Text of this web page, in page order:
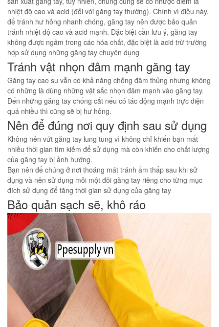
nhiệt độ cao và acid (đối với găng tay thường). Chính vì điều này,
để tránh hư hỏng nhanh chóng, găng tay nên được bảo quản
tránh nhiệt độ cao và acid mạnh. Đặc biệt cần lưu ý, găng tay
không được ngâm trong các hóa chất, đặc biệt là acid trừ trường
hợp sử dụng những găng tay chuyên dụng
Tránh vật nhọn đâm mạnh găng tay
Găng tay cao su vẫn có khả năng chống đâm thủng nhưng không
có những là dùng những vật sắc nhọn đâm mạnh vào găng tay.
Đến những găng tay chống cắt nếu có tác động mạnh trực diện
quá nhiều thì cũng sẽ bị hư hỏng.
Nên để đúng nơi quy định sau sử dụng
Không nên vứt găng tay lung tung vì không chỉ khiến bạn mất
nhiều thời gian tìm kiếm để sử dụng mà còn khiến cho chất lượng
của găng tay bị ảnh hướng.
Bạn nên để chúng ở nơi thoáng mát tránh ẩm thấp sau khi sử
dụng và nên sử dụng mỗi một đôi găng tay riêng cho từng mục
đích sử dụng để tăng thời gian sử dụng của găng tay
Bảo quản sạch sẽ, khô ráo